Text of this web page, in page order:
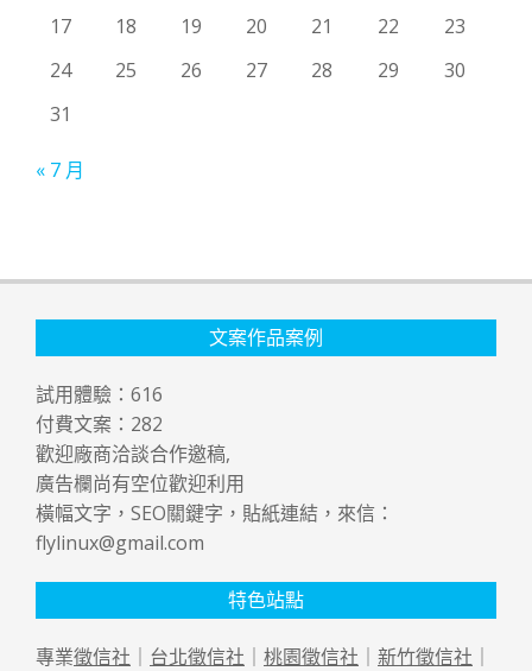
17
18 19 20 21 22
23
24
25 26 27 28 29
30
31
« 7 月
文案作品案例
試用體驗： 616
付費文案： 282
歡迎廠商洽談合作邀稿,
廣告欄尚有空位歡迎利用
橫幅文字，SEO關鍵字，貼紙連結，來信：
flylinux@gmail.com
特色站點
專業徵信社 台北徵信社 桃園徵信社 新竹徵信社